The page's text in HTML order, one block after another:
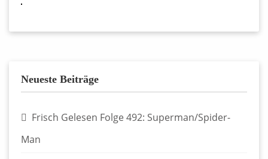
Neueste Beiträge
Frisch Gelesen Folge 492: Superman/Spider-
Man